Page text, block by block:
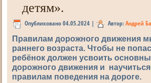
детям».
Опубликовано 04.05.2024 | Автор: Андрей
Правилам дорожного движения
раннего возраста. Чтобы не
ребёнок должен усвоить
дорожного движения и
правилам поведения на дороге.